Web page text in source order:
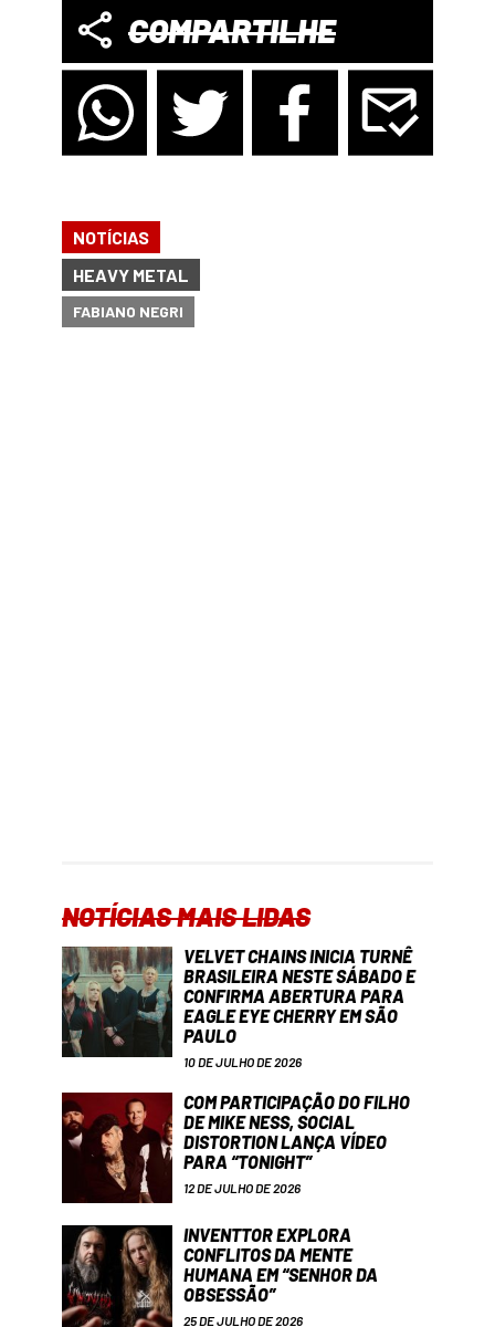
COMPARTILHE
NOTÍCIAS
HEAVY METAL
FABIANO NEGRI
NOTÍCIAS MAIS LIDAS
VELVET CHAINS INICIA TURNÊ
BRASILEIRA NESTE SÁBADO E
CONFIRMA ABERTURA PARA
EAGLE EYE CHERRY EM SÃO
PAULO
10 DE JULHO DE 2026
COM PARTICIPAÇÃO DO FILHO
DE MIKE NESS, SOCIAL
DISTORTION LANÇA VÍDEO
PARA “TONIGHT”
12 DE JULHO DE 2026
INVENTTOR EXPLORA
CONFLITOS DA MENTE
HUMANA EM “SENHOR DA
OBSESSÃO”
25 DE JULHO DE 2026